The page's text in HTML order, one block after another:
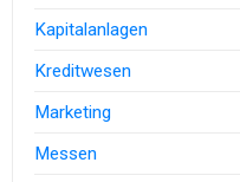
Kapitalanlagen
Kreditwesen
Marketing
Messen